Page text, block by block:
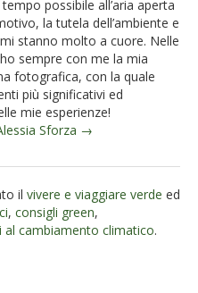
possibile all’aria aperta
la tutela dell’ambiente e
stanno molto a cuore. Nelle
sempre con me la mia
fotografica, con la quale
più significativi ed
mie esperienze!
Sforza →
il vivere e viaggiare verde ed
, consigli green,
al cambiamento climatico.